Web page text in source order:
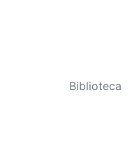
Biblioteca